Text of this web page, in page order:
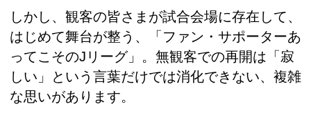
しかし、観客の皆さまが試合会場に存在して、
はじめて舞台が整う、「ファン・サポーターあ
ってこそのJリーグ」。無観客での再開は「寂
しい」という言葉だけでは消化できない、複雑
な思いがあります。